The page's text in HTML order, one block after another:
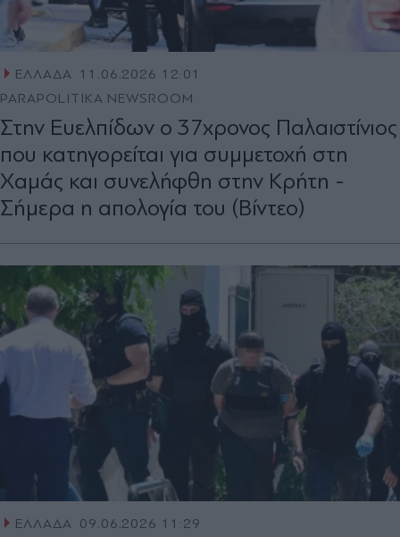
ΕΛΛΑΔΑ
11.06.2026 12:01
PARAPOLITIKA NEWSROOM
Στην Ευελπίδων ο 37χρονος Παλαιστίνιος
που κατηγορείται για συμμετοχή στη
Χαμάς και συνελήφθη στην Κρήτη -
Σήμερα η απολογία του (Βίντεο)
ΕΛΛΑΔΑ 09.06.2026 11:29